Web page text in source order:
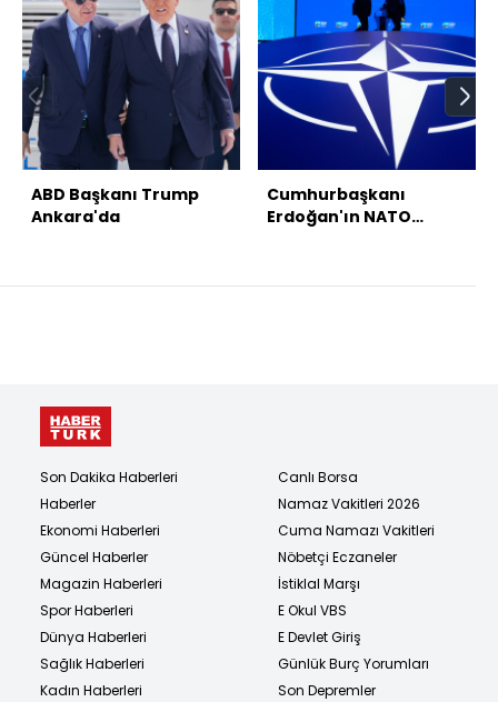
ABD Başkanı Trump
Ankara'da
Cumhurbaşkanı
Erdoğan'ın NATO
Son Dakika Haberleri
Haberler
Ekonomi Haberleri
Güncel Haberler
Magazin Haberleri
Spor Haberleri
Dünya Haberleri
Sağlık Haberleri
Kadın Haberleri
Canlı Borsa
Namaz Vakitleri 2026
Cuma Namazı Vakitleri
Nöbetçi Eczaneler
İstiklal Marşı
E Okul VBS
E Devlet Giriş
Günlük Burç Yorumları
Son Depremler